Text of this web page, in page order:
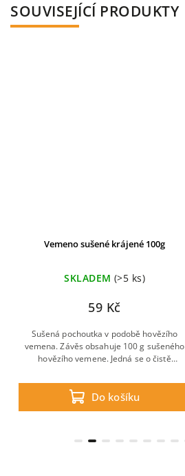
SOUVISEJÍCÍ PRODUKTY
Vemeno sušené krájené 100g
SKLADEM (>5 ks)
59 Kč
Do košíku
Sušená pochoutka v podobě hovězího
vemena. Závěs obsahuje 100 g sušeného
hovězího vemene. Jedná se o čistě